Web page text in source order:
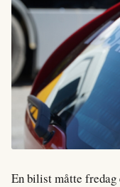
En bilist måtte fredag